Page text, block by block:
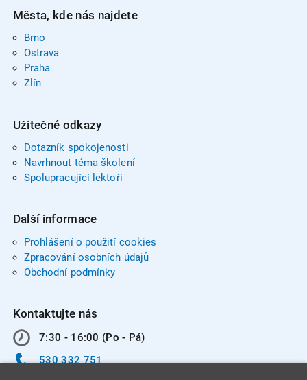
Města, kde nás najdete
Brno
Ostrava
Praha
Zlín
Užitečné odkazy
Dotazník spokojenosti
Navrhnout téma školení
Spolupracující lektoři
Další informace
Prohlášení o použití cookies
Zpracování osobních údajů
Obchodní podmínky
Kontaktujte nás
7:30 - 16:00 (Po - Pá)
530 332 751